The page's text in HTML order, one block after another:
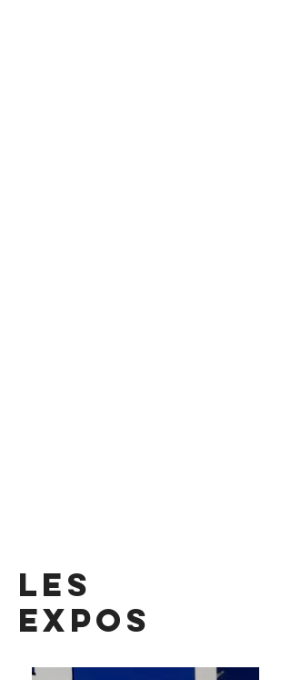
les
expos